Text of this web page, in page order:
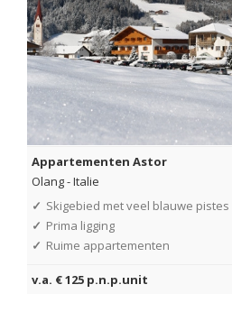
Appartementen Astor
Olang-Italie
✓ Skigebied met veel blauwe pistes
✓ Prima ligging
✓ Ruime appartementen
v.a. € 125 p.n.p.unit